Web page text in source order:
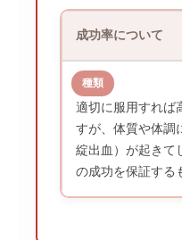
成功率について
適切に服用すれば
すが、体質や体調
綻出血）が起きて
の成功を保証する